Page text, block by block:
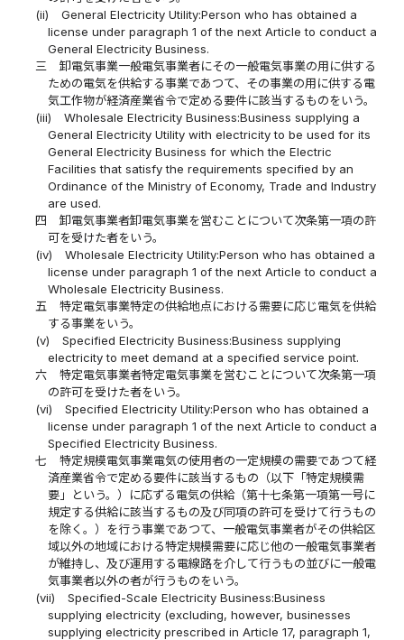
(ii)
General Electricity Utility:Person who has obtained a
license under paragraph 1 of the next Article to conduct a
General Electricity Business.
三
卸電気事業一般電気事業者にその一般電気事業の用に供する
ための電気を供給する事業であつて、その事業の用に供する電
気工作物が経済産業省令で定める要件に該当するものをいう。
(iii)
Wholesale Electricity Business:Business supplying a
General Electricity Utility with electricity to be used for its
General Electricity Business for which the Electric
Facilities that satisfy the requirements specified by an
Ordinance of the Ministry of Economy, Trade and Industry
are used.
四
卸電気事業者卸電気事業を営むことについて次条第一項の許
可を受けた者をいう。
(iv)
Wholesale Electricity Utility:Person who has obtained a
license under paragraph 1 of the next Article to conduct a
Wholesale Electricity Business.
五
特定電気事業特定の供給地点における需要に応じ電気を供給
する事業をいう。
(v)
Specified Electricity Business:Business supplying
electricity to meet demand at a specified service point.
六
特定電気事業者特定電気事業を営むことについて次条第一項
の許可を受けた者をいう。
(vi)
Specified Electricity Utility:Person who has obtained a
license under paragraph 1 of the next Article to conduct a
Specified Electricity Business.
七
特定規模電気事業電気の使用者の一定規模の需要であつて経
済産業省令で定める要件に該当するもの（以下「特定規模需
要」という。）に応ずる電気の供給（第十七条第一項第一号に
規定する供給に該当するもの及び同項の許可を受けて行うもの
を除く。）を行う事業であつて、一般電気事業者がその供給区
域以外の地域における特定規模需要に応じ他の一般電気事業者
が維持し、及び運用する電線路を介して行うもの並びに一般電
気事業者以外の者が行うものをいう。
(vii)
Specified-Scale Electricity Business:Business
supplying electricity (excluding, however, businesses
supplying electricity prescribed in Article 17, paragraph 1,